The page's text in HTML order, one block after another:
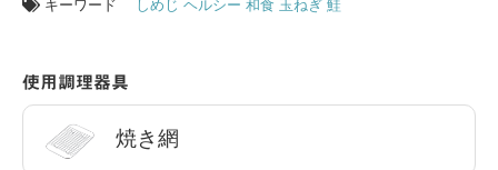
キーワード しめじ ヘルシー 和食 玉ねぎ 鮭
使用調理器具
焼き網